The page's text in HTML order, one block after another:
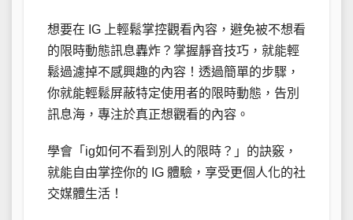
想要在 IG 上輕鬆掌控觀看內容，避免被不想看
的限時動態訊息轟炸？掌握靜音技巧，就能輕
鬆過濾掉不感興趣的內容！透過簡單的步驟，
你就能輕鬆屏蔽特定使用者的限時動態，告別
訊息海，專注於真正想觀看的內容。
學會「ig如何不看到別人的限時？」的訣竅，
就能自由掌控你的 IG 體驗，享受更個人化的社
交媒體生活！